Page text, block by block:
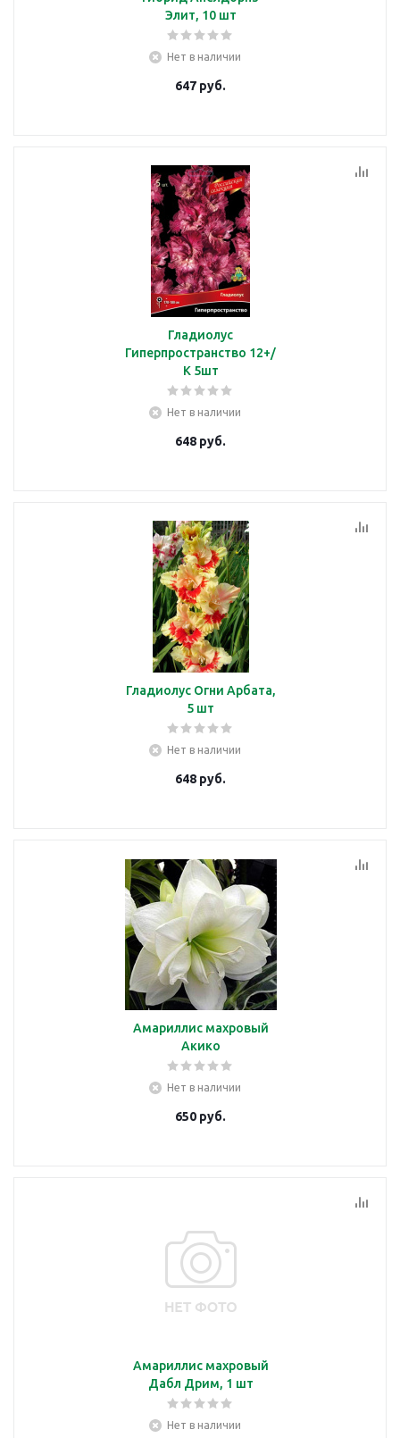
Элит, 10 шт
Нет в наличии
647 руб.
Гладиолус
Гиперпространство 12+/
К 5шт
Нет в наличии
648 руб.
Гладиолус Огни Арбата,
5 шт
Нет в наличии
648 руб.
Амариллис махровый
Акико
Нет в наличии
650 руб.
Амариллис махровый
Дабл Дрим, 1 шт
Нет в наличии